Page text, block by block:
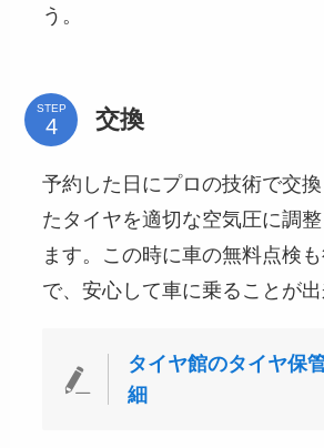
う。
STEP 交換
予約した日にプロの技術で交
たタイヤを適切な空気圧に調
ます。この時に車の無料点検
で、安心して車に乗ることが出
タイヤ館のタイヤ保
細